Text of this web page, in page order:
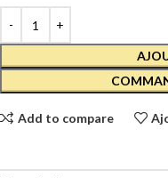
Add to compare